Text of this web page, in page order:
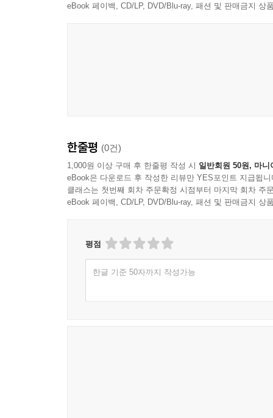
eBook 페이백, CD/LP, DVD/Blu-ray, 패션 및 판매금지 상
한줄평 (0건)
1,000원 이상 구매 후 한줄평 작성 시 일반회원 50원, 마니
eBook은 다운로드 후 작성한 리뷰만 YES포인트 지급됩니
클래스는 첫번째 회차 주문확정 시점부터 마지막 회차 주
eBook 페이백, CD/LP, DVD/Blu-ray, 패션 및 판매금지 상
평점
한글 기준 50자까지 작성가능